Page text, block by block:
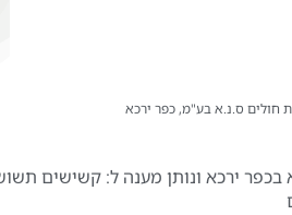
חולים ס.נ.א בע"מ, כפר ירכא
בכפר ירכא ונותן מענה ל: קשישים